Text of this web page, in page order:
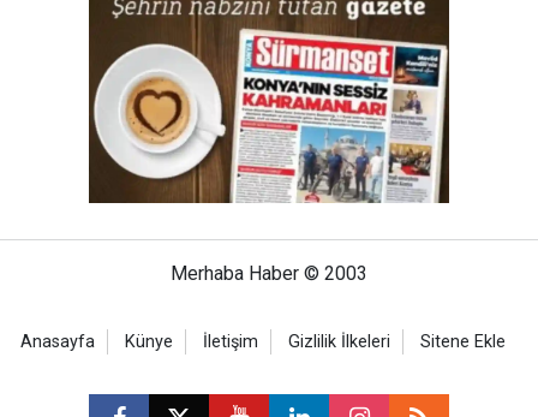
Merhaba Haber © 2003
Anasayfa Künye İletişim Gizlilik İlkeleri Sitene Ekle